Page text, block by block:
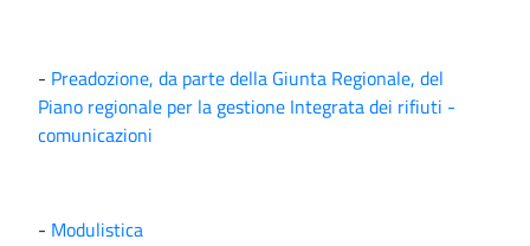
- Preadozione, da parte della Giunta Regionale, del
Piano regionale per la gestione Integrata dei rifiuti -
comunicazioni
- Modulistica